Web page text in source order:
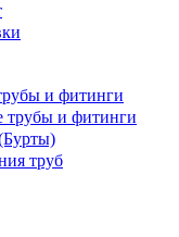
и фитинги
трубы и фитинги
труб